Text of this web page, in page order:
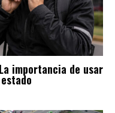
importancia de usar